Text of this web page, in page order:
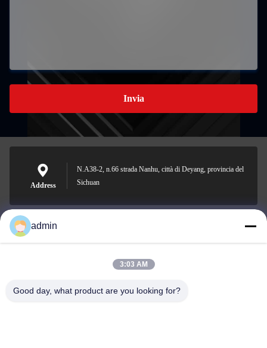
Invia
Address
N.A38-2, n.66 strada Nanhu, città di Deyang, provincia del
Sichuan
Nero@enlaibio.com
admin
3:03 AM
Good day, what product are you looking for?